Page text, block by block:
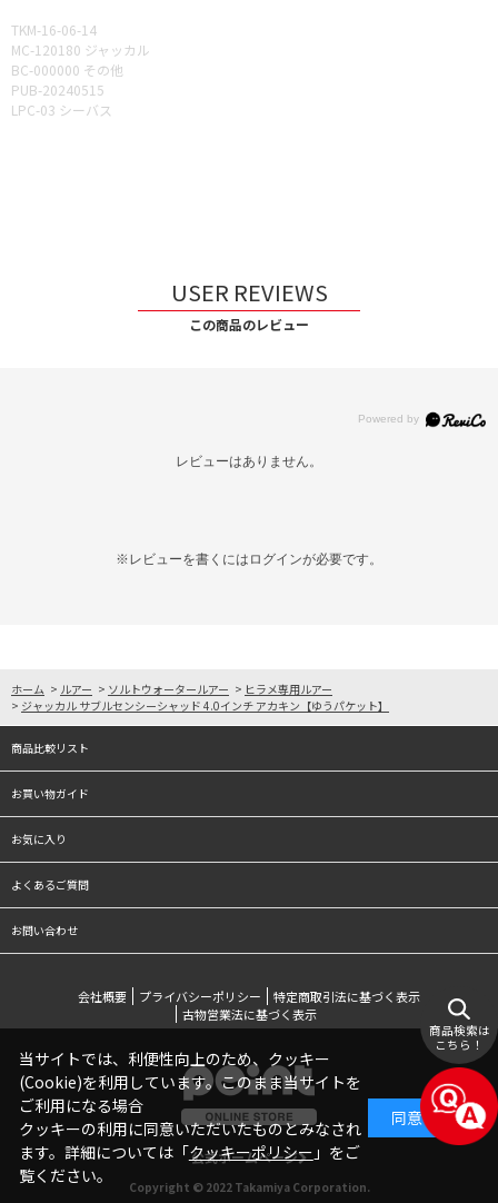
TKM-16-06-14
MC-120180 ジャッカル
BC-000000 その他
PUB-20240515
LPC-03 シーバス
USER REVIEWS
この商品のレビュー
レビューはありません。
※レビューを書くには ログインが必要です。
ホーム > ルアー > ソルトウォータールアー > ヒラメ専用ルアー
> ジャッカル サブルセンシーシャッド 4.0インチ アカキン【ゆうパケット】
商品比較リスト
お買い物ガイド
お気に入り
よくあるご質問
お問い合わせ
会社概要 プライバシーポリシー
特定商取引法に基づく表示
古物営業法に基づく表示
公式ホームページ
Copyright © 2022 Takamiya Corporation.
商品検索は
こちら！
当サイトでは、利便性向上のため、クッキー
(Cookie)を利用しています。このまま当サイトを
ご利用になる場合
クッキーの利用に同意いただいたものとみなされ
ます。詳細については「クッキーポリシー 」をご
覧ください。
同意する